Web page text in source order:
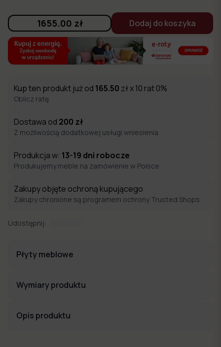
1655.00 zł Dodaj do koszyka
Kup ten produkt już od 165.50 zł x 10 rat 0%
Oblicz ratę
Dostawa od 200 zł
Z możliwością dodatkowej usługi wniesienia
Produkcja w: 13-19 dni robocze
Produkujemy meble na zamówienie w Polsce
Zakupy objęte ochroną kupującego
Zakupy chronione są programem ochrony Trusted Shops
Udostępnij:
Płyty meblowe
Wymiary produktu
Opis produktu